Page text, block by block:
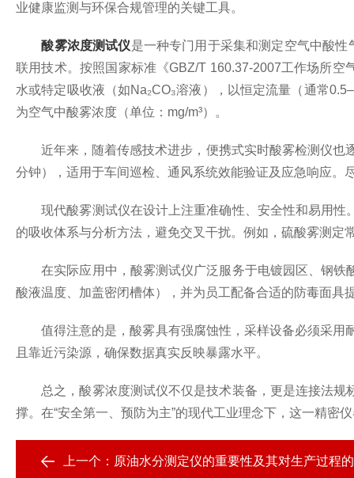
业健康监测与环保合规管理的关键工具。
酸雾浓度测试仪是一种专门用于采集和测定空气中酸
联用技术。按照国家标准《GBZ/T 160.37-2007工作场所
水或特定吸收液（如Na₂CO₃溶液），以恒定流量（通常
为空气中酸雾浓度（单位：mg/m³）。
近年来，随着传感技术进步，便携式实时酸雾检测仪也
分钟），适用于车间巡检、通风系统效能验证及应急响应
现代酸雾测试仪在设计上注重准确性、安全性和易用性
的吸收体系与分析方法，避免交叉干扰。例如，硫酸雾测
在实际应用中，酸雾测试仪广泛服务于电镀园区、钢铁
酸液温度、加盖密闭槽体），并为员工配备合适的防毒面
值得注意的是，酸雾具有强腐蚀性，采样设备必须采用
且靠近污染源，确保数据真实反映暴露水平。
总之，酸雾浓度测试仪不仅是技术装备，更是连接法规
撑。在“安全第一、预防为主”的现代工业理念下，这一精密
上一个： 原油水分测定仪的重要性及其对生产过程